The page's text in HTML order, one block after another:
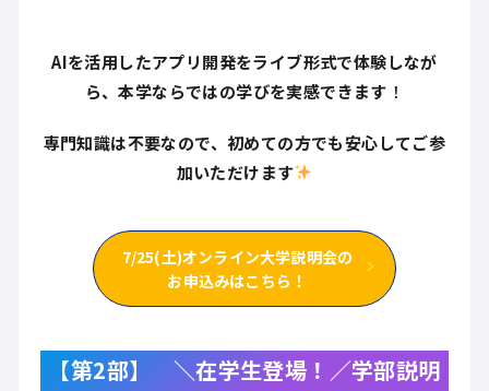
AIを活用したアプリ開発をライブ形式で体験しなが
ら、本学ならではの学びを実感できます ！
専門知識は不要なので、初めての方でも安心してご参
加いただけます
7/25(土)オンライン大学説明会の
お申込みはこちら！
【第2部】 ＼在学生登場！／学部説明